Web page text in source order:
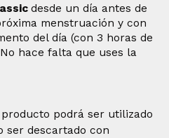
desde un día antes de
menstruación y con
del día (con 3 horas de
hace falta que uses la
podrá ser utilizado
ser descartado con